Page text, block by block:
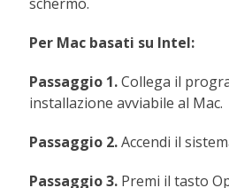
Per Mac basati su Intel:
Passaggio 1.Collega il
installazione avviabile al Mac.
Passaggio 2.Accendi il
Passaggio 3. Premi il tasto